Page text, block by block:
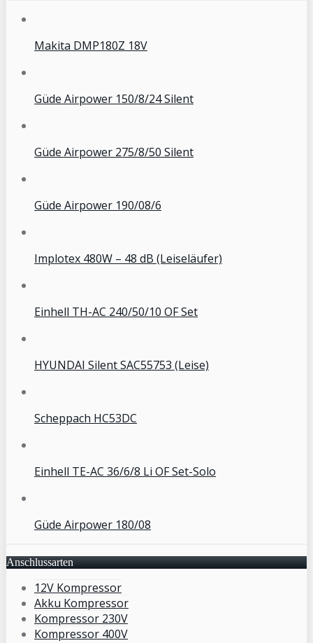
Makita DMP180Z 18V
Güde Airpower 150/8/24 Silent
Güde Airpower 275/8/50 Silent
Güde Airpower 190/08/6
Implotex 480W – 48 dB (Leiseläufer)
Einhell TH-AC 240/50/10 OF Set
HYUNDAI Silent SAC55753 (Leise)
Scheppach HC53DC
Einhell TE-AC 36/6/8 Li OF Set-Solo
Güde Airpower 180/08
Anschlussarten
12V Kompressor
Akku Kompressor
Kompressor 230V
Kompressor 400V